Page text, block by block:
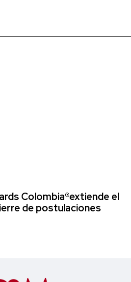
Colombia®extiende el
de postulaciones